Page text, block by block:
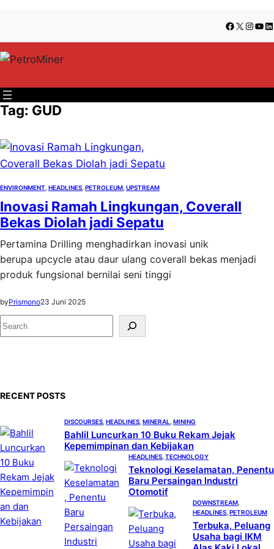
konten
content
Facebook
X
Tag: GUD
ENVIRONMENT HEADLINES PETROLEUM UPSTREAM
Inovasi Ramah Lingkungan, Coverall
Bekas Diolah jadi Sepatu
Pertamina Drilling menghadirkan inovasi unik
berupa upcycle atau daur ulang coverall bekas menjadi
produk fungsional bernilai seni tinggi
byPrismono23 Juni 2025
S
e
RECENT POSTS
DISCOURSES HEADLINES MINERAL MINING
Bahlil Luncurkan 10 Buku Rekam Jejak
Kepemimpinan dan Kebijakan
HEADLINES TECHNOLOGY
Teknologi Keselamatan, Penentu
Baru Persaingan Industri
Otomotif
DOWNSTREAM
HEADLINES PETROLEUM
Terbuka, Peluang
Usaha bagi IKM